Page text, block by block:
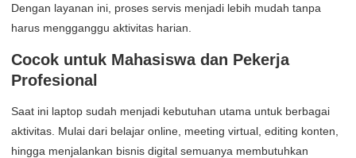
Dengan layanan ini, proses servis menjadi lebih mudah tanpa
harus mengganggu aktivitas harian.
Cocok untuk Mahasiswa dan Pekerja
Profesional
Saat ini laptop sudah menjadi kebutuhan utama untuk berbagai
aktivitas. Mulai dari belajar online, meeting virtual, editing konten,
hingga menjalankan bisnis digital semuanya membutuhkan